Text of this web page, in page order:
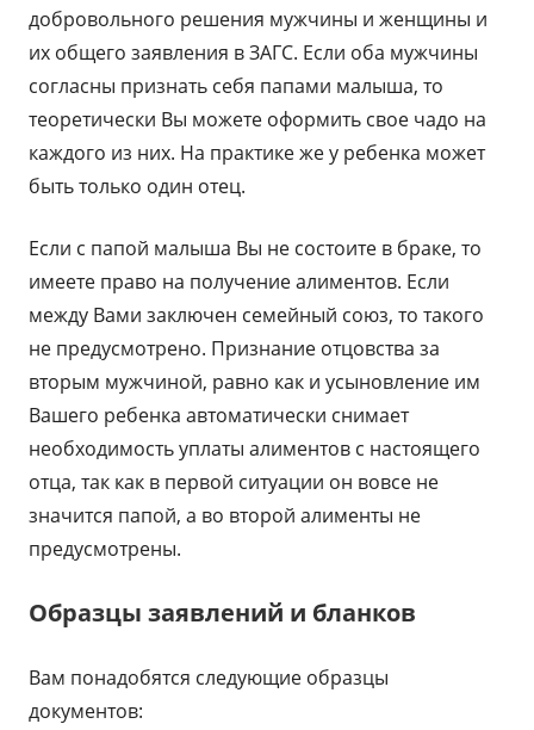
добровольного решения мужчины и женщины и
их общего заявления в ЗАГС. Если оба мужчины
согласны признать себя папами малыша, то
теоретически Вы можете оформить свое чадо на
каждого из них. На практике же у ребенка может
быть только один отец.
Если с папой малыша Вы не состоите в браке, то
имеете право на получение алиментов. Если
между Вами заключен семейный союз, то такого
не предусмотрено. Признание отцовства за
вторым мужчиной, равно как и усыновление им
Вашего ребенка автоматически снимает
необходимость уплаты алиментов с настоящего
отца, так как в первой ситуации он вовсе не
значится папой, а во второй алименты не
предусмотрены.
Образцы заявлений и бланков
Вам понадобятся следующие образцы
документов: